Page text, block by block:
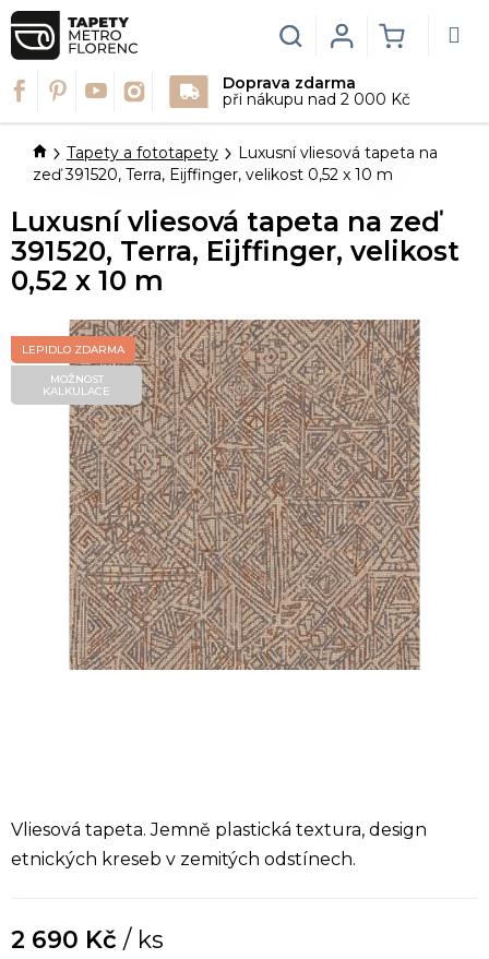
Přejít
na
obsah
Doprava zdarma
při nákupu nad 2 000 Kč
Hledat
KOŠÍK
Login
DomůTapety a fototapety
Luxusní vliesová tapeta na
zeď 391520, Terra, Eijffinger, velikost 0,52 x 10 m
Vliesová tapeta. Jemně plastická textura, design
etnických kreseb v zemitých odstínech.
2 690 Kč / ks
Luxusní vliesová tapeta na zeď
391520, Terra, Eijffinger, velikost
0,52 x 10 m
LEPIDLO ZDARMA
MOŽNOST
KALKULACE